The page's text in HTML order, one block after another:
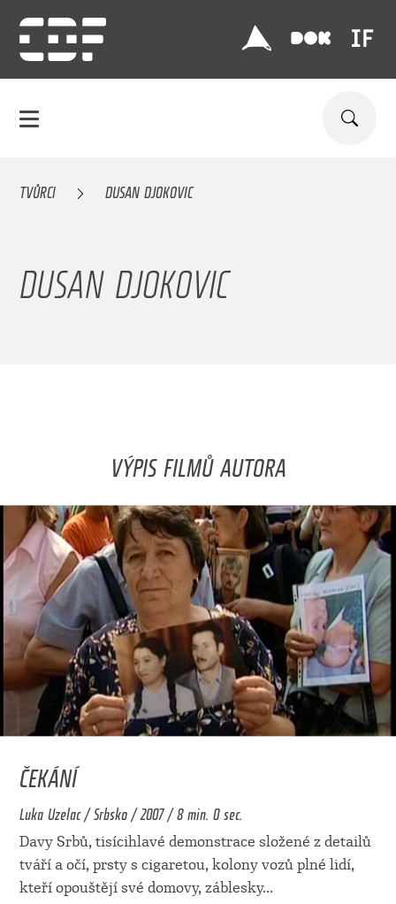
TVŮRCI DUSAN DJOKOVIC
DUSAN DJOKOVIC
VÝPIS FILMŮ AUTORA
ČEKÁNÍ
Luka Uzelac / Srbsko / 2007 / 8 min. 0 sec.
Davy Srbů, tisícihlavé demonstrace složené z detailů
tváří a očí, prsty s cigaretou, kolony vozů plné lidí,
kteří opouštějí své domovy, záblesky...